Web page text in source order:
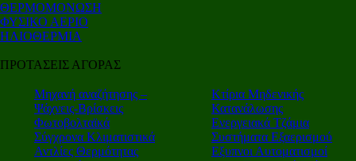
ΘΕΡΜΟΜΟΝΩΣΗ
ΦΥΣΙΚΟ ΑΕΡΙΟ
ΗΛΙΟΘΕΡΜΙΑ
ΠΡΟΤΑΣΕΙΣ ΑΓΟΡΑΣ
Μηχανή αναζήτησης –
Ψάχνεις-Βρίσκεις
Φωτοβολταϊκά
Σύγχρονα Κλιματιστικά
Αντλίες Θερμότητας
Κτίρια Μηδενικής
Κατανάλωσης
Ενεργειακά Τζάμια
Συστήματα Εξαερισμού
Εξυπνοι Αυτοματισμοί